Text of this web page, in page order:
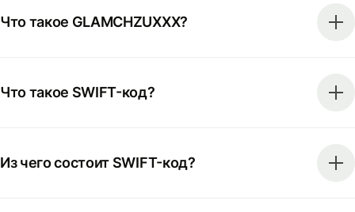
Что такое GLAMCHZUXXX?
Что такое SWIFT-код?
Из чего состоит SWIFT-код?